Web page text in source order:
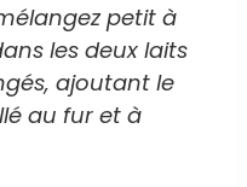
petit à
les deux laits
ajoutant le
au fur et à